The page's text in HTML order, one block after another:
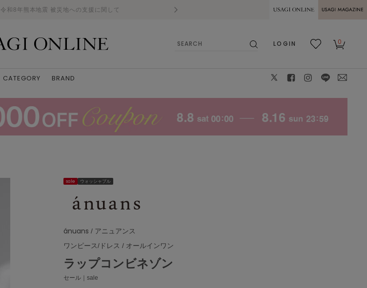
令和8年熊本地震 被災地への支援に関して 熊本県熊本地方を震源とする地震の影響に
MAGAZINE
LOGIN
0
CATEGORY BRAND
sale ウォッシャブル
ánuans / アニュアンス
ワンピース/ドレス / オールインワン
ラップコンビネゾン
セール｜sale
モデル身長：154cm、着用サイズ：1、着用カラー：ECRU